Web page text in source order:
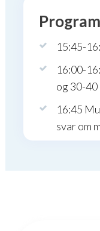
15:45-
16:00-
og 30-
16:45
svar om